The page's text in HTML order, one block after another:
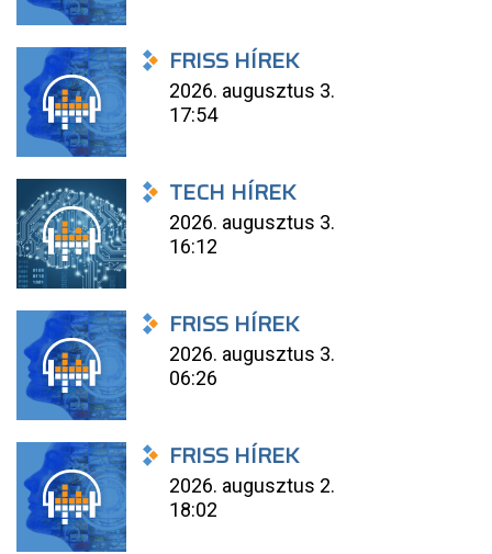
FRISS HÍREK
2026. augusztus 3.
17:54
TECH HÍREK
2026. augusztus 3.
16:12
FRISS HÍREK
2026. augusztus 3.
06:26
FRISS HÍREK
2026. augusztus 2.
18:02